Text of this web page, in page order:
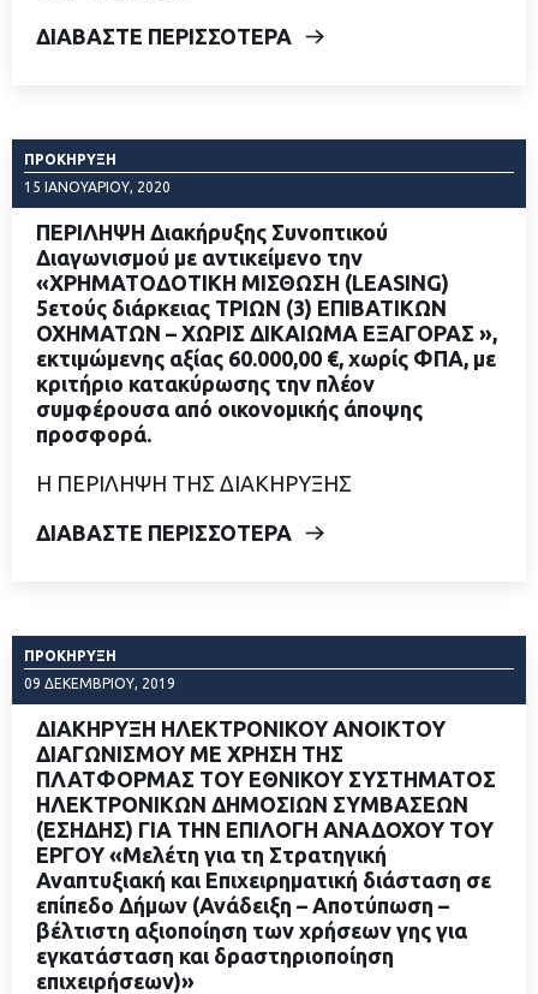
ΔΙΑΒΑΣΤΕ ΠΕΡΙΣΣΟΤΕΡΑ
ΠΡΟΚΉΡΥΞΗ
15 ΙΑΝΟΥΑΡΊΟΥ, 2020
ΠΕΡΙΛΗΨΗ Διακήρυξης Συνοπτικού
Διαγωνισμού με αντικείμενο την
«ΧΡΗΜΑΤΟΔΟΤΙΚΗ ΜΙΣΘΩΣΗ (LEASING)
5ετούς διάρκειας ΤΡΙΩΝ (3) ΕΠΙΒΑΤΙΚΩΝ
ΟΧΗΜΑΤΩΝ – ΧΩΡΙΣ ΔΙΚΑΙΩΜΑ ΕΞΑΓΟΡΑΣ »,
εκτιμώμενης αξίας 60.000,00 €, χωρίς ΦΠΑ, με
κριτήριο κατακύρωσης την πλέον
συμφέρουσα από οικονομικής άποψης
προσφορά.
Η ΠΕΡΙΛΗΨΗ ΤΗΣ ΔΙΑΚΗΡΥΞΗΣ
ΔΙΑΒΑΣΤΕ ΠΕΡΙΣΣΟΤΕΡΑ
ΠΡΟΚΉΡΥΞΗ
09 ΔΕΚΕΜΒΡΊΟΥ, 2019
ΔΙΑΚΗΡΥΞΗ ΗΛΕΚΤΡΟΝΙΚΟΥ ΑΝΟΙΚΤΟΥ
ΔΙΑΓΩΝΙΣΜΟΥ ΜΕ ΧΡΗΣΗ ΤΗΣ
ΠΛΑΤΦΟΡΜΑΣ ΤΟΥ ΕΘΝΙΚΟΥ ΣΥΣΤΗΜΑΤΟΣ
ΗΛΕΚΤΡΟΝΙΚΩΝ ΔΗΜΟΣΙΩΝ ΣΥΜΒΑΣΕΩΝ
(ΕΣΗΔΗΣ) ΓΙΑ ΤΗΝ ΕΠΙΛΟΓΗ ΑΝΑΔΟΧΟΥ ΤΟΥ
ΕΡΓΟΥ «Μελέτη για τη Στρατηγική
Αναπτυξιακή και Επιχειρηματική διάσταση σε
επίπεδο Δήμων (Ανάδειξη – Αποτύπωση –
βέλτιστη αξιοποίηση των χρήσεων γης για
εγκατάσταση και δραστηριοποίηση
επιχειρήσεων)»